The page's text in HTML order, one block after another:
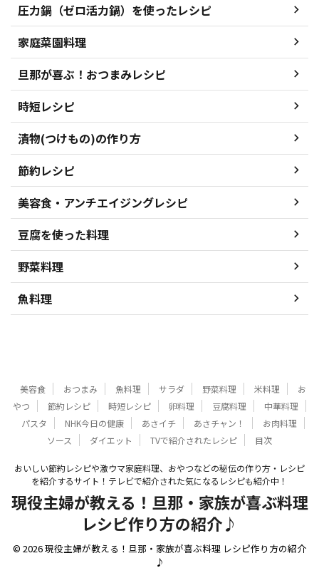
圧力鍋（ゼロ活力鍋）を使ったレシピ
家庭菜園料理
旦那が喜ぶ！おつまみレシピ
時短レシピ
漬物(つけもの)の作り方
節約レシピ
美容食・アンチエイジングレシピ
豆腐を使った料理
野菜料理
魚料理
美容食 おつまみ 魚料理 サラダ 野菜料理 米料理
お
やつ
節約レシピ 時短レシピ 卵料理 豆腐料理
中華料理
パスタ
NHK今日の健康 あさイチ あさチャン！
お肉料理
ソース
ダイエット TVで紹介されたレシピ 目次
おいしい節約レシピや激ウマ家庭料理、おやつなどの秘伝の作り方・レシピ
を紹介するサイト！テレビで紹介された気になるレシピも紹介中！
現役主婦が教える！旦那・家族が喜ぶ料理
レシピ作り方の紹介♪
© 2026 現役主婦が教える！旦那・家族が喜ぶ料理 レシピ作り方の紹介
♪